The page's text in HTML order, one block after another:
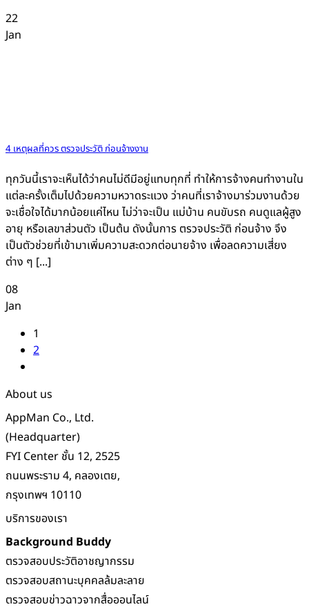
22
Jan
4 เหตุผลที่ควร ตรวจประวัติ ก่อนจ้างงาน
ทุกวันนี้เราจะเห็นได้ว่าคนไม่ดีมีอยู่แทบทุกที่ ทำให้การจ้างคนทำงานใน
แต่ละครั้งเต็มไปด้วยความหวาดระแวง ว่าคนที่เราจ้างมาร่วมงานด้วย
จะเชื่อใจได้มากน้อยแค่ไหน ไม่ว่าจะเป็น แม่บ้าน คนขับรถ คนดูแลผู้สูง
อายุ หรือเลขาส่วนตัว เป็นต้น ดังนั้นการ ตรวจประวัติ ก่อนจ้าง จึง
เป็นตัวช่วยที่เข้ามาเพิ่มความสะดวกต่อนายจ้าง เพื่อลดความเสี่ยง
ต่าง ๆ [...]
08
Jan
1
2
About us
AppMan Co., Ltd.
(Headquarter)
FYI Center ชั้น 12, 2525
ถนนพระราม 4, คลองเตย,
กรุงเทพฯ 10110
บริการของเรา
Background Buddy
ตรวจสอบประวัติอาชญากรรม
ตรวจสอบสถานะบุคคลล้มละลาย
ตรวจสอบข่าวฉาวจากสื่อออนไลน์